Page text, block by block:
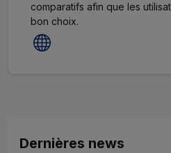
comparatifs afin que les
bon choix.
Dernières news